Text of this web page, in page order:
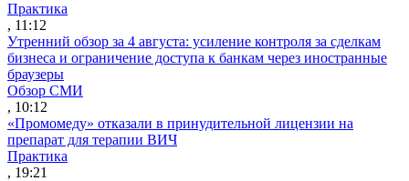
Практика
, 11:12
Утренний обзор за 4 августа: усиление контроля за сделкам
бизнеса и ограничение доступа к банкам через иностранные
браузеры
Обзор СМИ
, 10:12
«Промомеду» отказали в принудительной лицензии на
препарат для терапии ВИЧ
Практика
, 19:21